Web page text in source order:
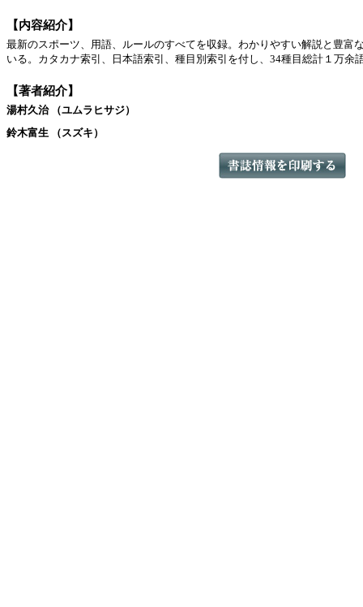
【内容紹介】
最新のスポーツ、用語、ルールのすべてを収録。わかりやすい解説と豊富
いる。カタカナ索引、日本語索引、種目別索引を付し、34種目総計１万余
【著者紹介】
湯村久治 （ユムラヒサジ）
鈴木富生 （スズキ）